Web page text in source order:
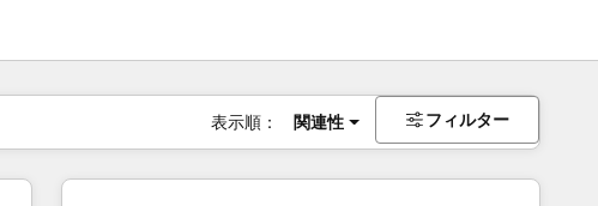
表示順： 関連性 フィルター
ージ